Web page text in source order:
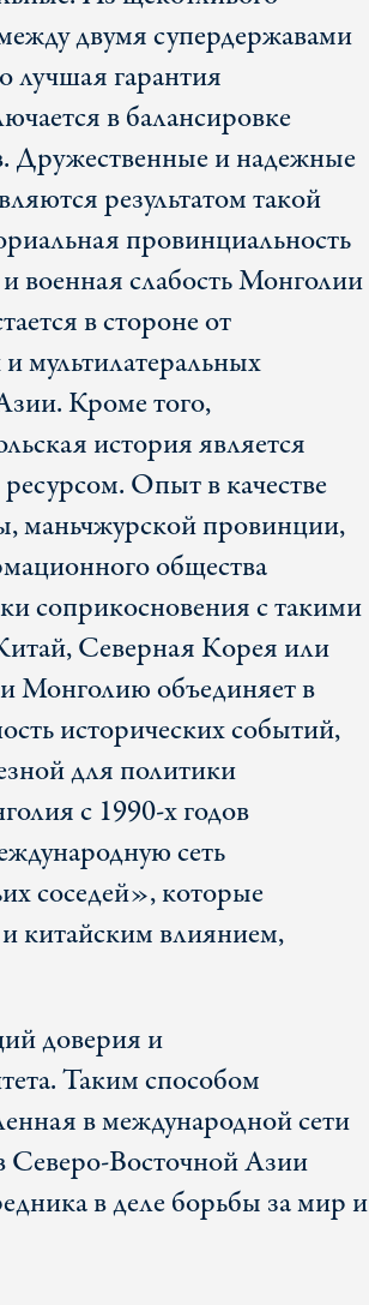
двумя супердержавами
лучшая гарантия
в балансировке
Дружественные и надежные
результатом такой
провинциальность
военная слабость Монголии
в стороне от
мультилатеральных
Кроме того,
история является
Опыт в качестве
маньчжурской провинции,
общества
соприкосновения с такими
Северная Корея или
Монголию объединяет в
исторических событий,
для политики
с 1990-х годов
сеть
соседей», которые
китайским влиянием,
доверия и
Таким способом
в международной сети
Северо-Восточной Азии
в деле борьбы за мир и